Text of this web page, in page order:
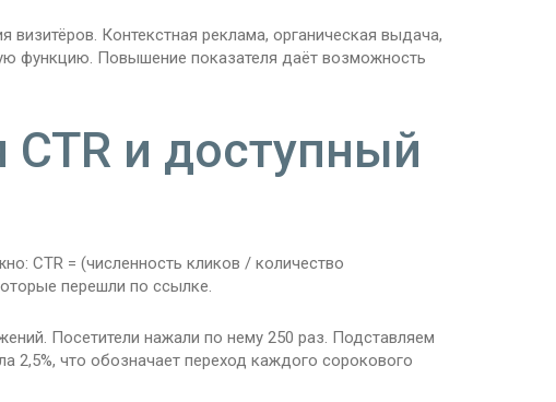
Контекстная реклама, органическая выдача,
функцию. Повышение показателя даёт возможность
и доступный
CTR = (численность кликов / количество
перешли по ссылке.
Посетители нажали по нему 250 раз. Подставляем
2,5%, что обозначает переход каждого сорокового